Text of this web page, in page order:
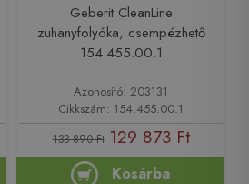
Geberit CleanLine
zuhanyfolyóka, csempézhető
154.455.00.1
Azonosító: 203131
Cikkszám: 154.455.00.1
133 890 Ft 129 873 Ft
Kosárba